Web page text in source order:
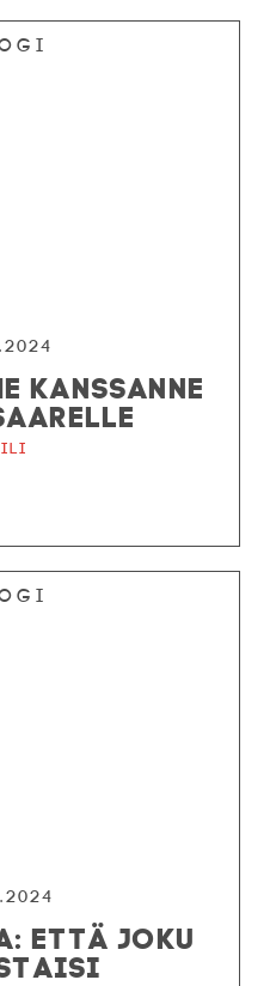
KANSSANNE
ETTÄ JOKU